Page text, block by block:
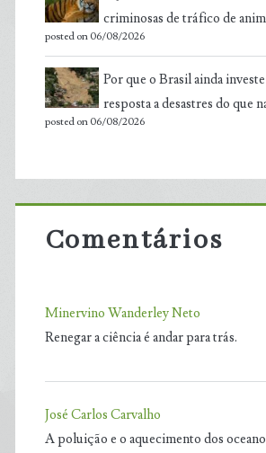
criminosas de tráfico de
posted on 06/08/2026
Por que o Brasil ainda
resposta a desastres do que
posted on 06/08/2026
Comentários
Minervino Wanderley Neto
Renegar a ciência é andar para trás.
José Carlos Carvalho
A poluição e o aquecimento dos